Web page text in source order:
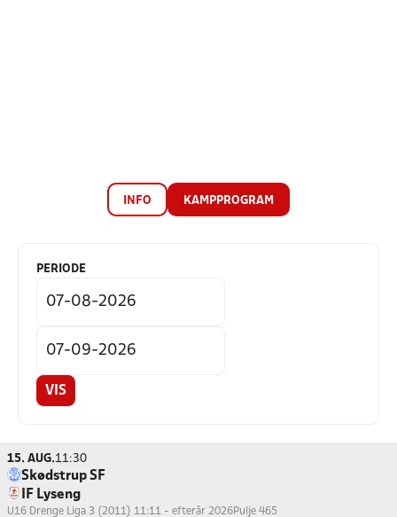
INFO KAMPPROGRAM
PERIODE
VIS
15. AUG.11:30
Skødstrup SF
IF Lyseng
U16 Drenge Liga 3 (2011) 11:11 - efterår 2026Pulje 465